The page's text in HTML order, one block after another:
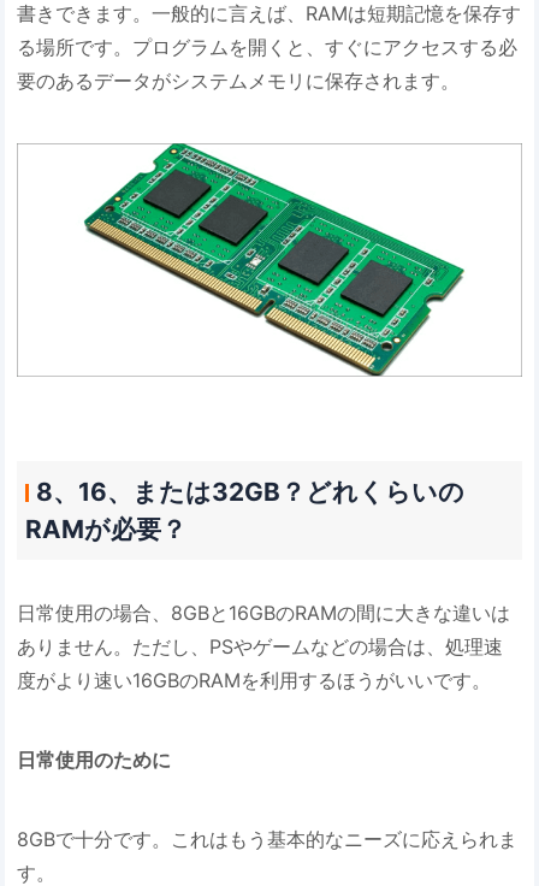
書きできます。一般的に言えば、RAMは短期記憶を保存す
る場所です。プログラムを開くと、すぐにアクセスする必
要のあるデータがシステムメモリに保存されます。
8、16、または32GB？どれくらいの
RAMが必要？
日常使用の場合、8GBと16GBのRAMの間に大きな違いは
ありません。ただし、PSやゲームなどの場合は、処理速
度がより速い16GBのRAMを利用するほうがいいです。
日常使用のために
8GBで十分です。これはもう基本的なニーズに応えられま
す。